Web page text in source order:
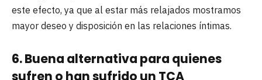
este efecto, ya que al estar más relajados mostramos
mayor deseo y disposición en las relaciones íntimas.
6. Buena alternativa para quienes
sufren o han sufrido un TCA